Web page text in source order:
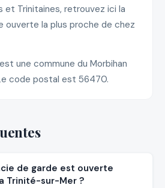
et Trinitaines, retrouvez ici la
ouverte la plus proche de chez
une commune du Morbihan
code postal est 56470.
de garde est ouverte
Trinité-sur-Mer ?